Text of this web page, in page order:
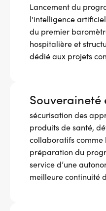
Lancement du
l'intelligence
du premier
hospitalière et
dédié aux projets
Souveraineté
sécurisation des
produits de santé,
collaboratifs comme
préparation du
service d’une
meilleure continuité